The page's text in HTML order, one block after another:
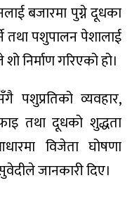
बजारमा पुग्ने दूधका
तथा पशुपालन पेशालाई
निर्माण गरिएको हो।
पशुप्रतिको व्यवहार,
तथा दूधको शुद्धता
विजेता घोषणा
जानकारी दिए।